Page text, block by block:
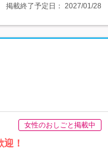
掲載終了予定日： 2027/01/28
女性のおしごと掲載中
！